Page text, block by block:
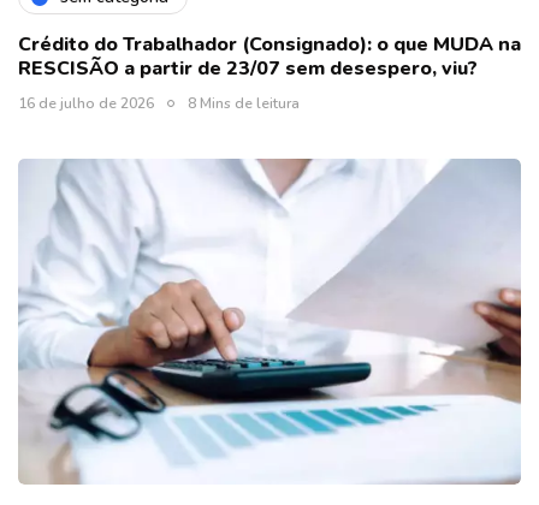
Crédito do Trabalhador (Consignado): o que MUDA na
RESCISÃO a partir de 23/07 sem desespero, viu?
16 de julho de 2026 8 Mins de leitura